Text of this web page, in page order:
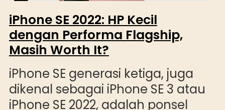
iPhone SE 2022: HP Kecil
dengan Performa Flagship,
Masih Worth It?
iPhone SE generasi ketiga, juga
dikenal sebagai iPhone SE 3 atau
iPhone SE 2022, adalah ponsel